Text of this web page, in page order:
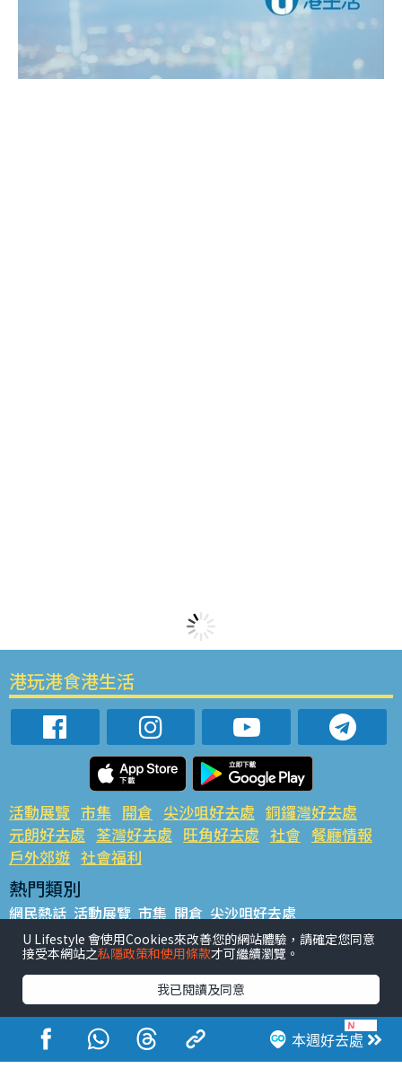
本週好去處
港玩港食港生活
活動展覽 市集 開倉 尖沙咀好去處 銅鑼灣好去處
元朗好去處 荃灣好去處 旺角好去處 社會 餐廳情報
戶外郊遊 社會福利
熱門類別
網民熱話 活動展覽 市集 開倉 尖沙咀好去處
銅鑼灣好去處 元朗好去處 荃灣好去處 旺角好去處 社會
餐廳情報 戶外郊遊
熱門標籤
#UGO搵好去處 #人氣活動推介 #美食社群熱話
#親子玩樂好去處
#ULifestyle應用程式
#限時搶
#UJetso禮物放送
#ULifestyle商戶中心 #著數 #網絡熱話
U Lifestyle 會使用Cookies來改善您的網站體驗，請確定您同意
接受本網站之私隱政策和使用條款才可繼續瀏覽。
我已閱讀及同意